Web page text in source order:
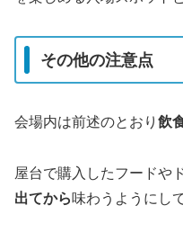
その他の注意点
会場内は前述のとおり 飲
屋台で購入したフードや
出てから味わうようにし